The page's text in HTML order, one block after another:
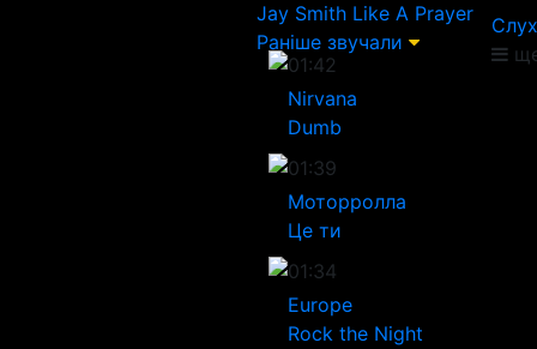
Jay Smith Like A Prayer
Раніше звучали
01:42
Nirvana
Dumb
01:39
Моторролла
Це ти
01:34
Europe
Rock the Night